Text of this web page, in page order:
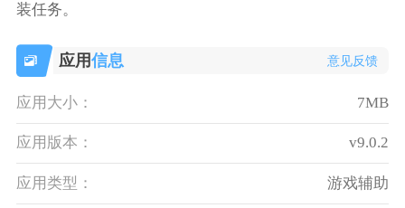
装任务。
应用信息 意见反馈
应用大小： 7MB
应用版本： v9.0.2
应用类型： 游戏辅助